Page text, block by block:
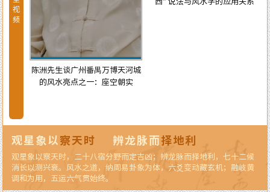
视
频
城
水
陈洲先生谈广州番禺万博天河城
的风水亮点之一：座空朝实
观星象以察天时 辨龙脉而择地利
观星象以察天时，二十八宿分野而定吉凶；辨龙脉而择地利，七十二候
消长以测兴衰。风水之道，纳周易卦象为体，六爻变动藏玄机；融岐黄
调和为用，五运六气贯始终。